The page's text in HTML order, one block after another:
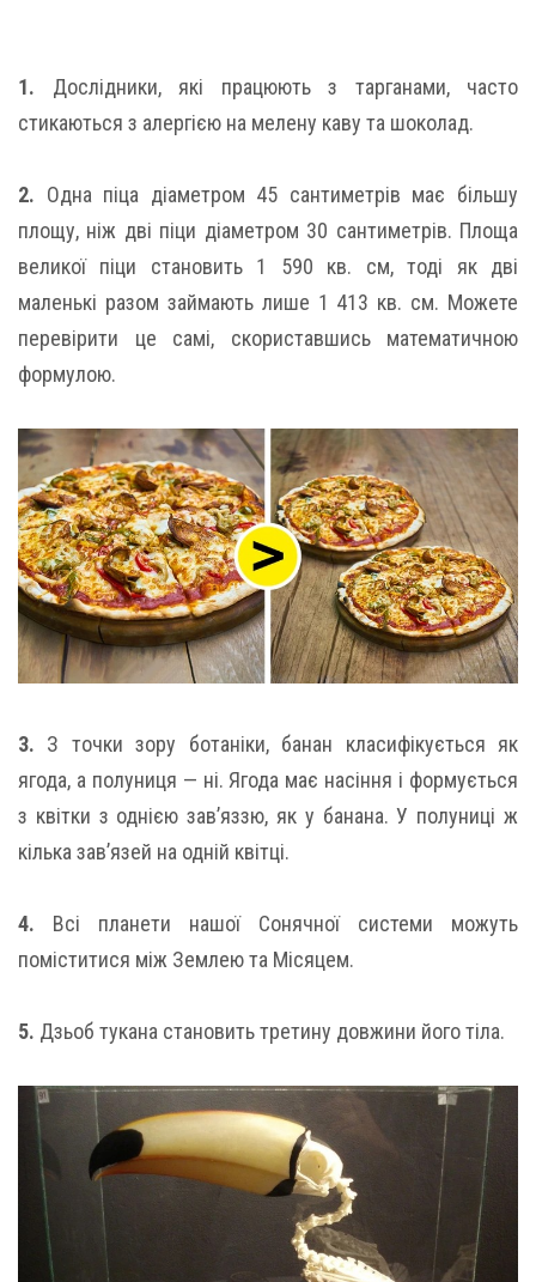
1. Дослідники, які працюють з тарганами, часто
стикаються з алергією на мелену каву та шоколад.
2. Одна піца діаметром 45 сантиметрів має більшу
площу, ніж дві піци діаметром 30 сантиметрів. Площа
великої піци становить 1 590 кв. см, тоді як дві
маленькі разом займають лише 1 413 кв. см. Можете
перевірити це самі, скориставшись математичною
формулою.
3. З точки зору ботаніки, банан класифікується як
ягода, а полуниця — ні. Ягода має насіння і формується
з квітки з однією зав’яззю, як у банана. У полуниці ж
кілька зав’язей на одній квітці.
4. Всі планети нашої Сонячної системи можуть
поміститися між Землею та Місяцем.
5. Дзьоб тукана становить третину довжини його тіла.